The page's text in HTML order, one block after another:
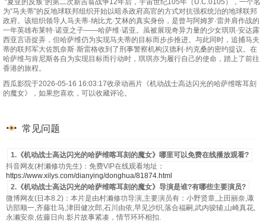
“夏亚的反叛”的第二次新吉翁战争12年后，宇宙世纪105年（U.C.0105），一个名
为“马夫蒂”的反地球联邦组织开始以暗杀政府高官的方式对抗强权统治的地球联邦
政府。该组织领导人马夫蒂·纳比尤·艾林的真实身份，是曾与阿姆罗·雷并肩作战的
一年英雄布莱特·诺亚之子——哈萨维·诺亚。虽被展现奇异力量的少女琪琪·安达露
西亚言语捉弄，但哈萨维仍为实现马夫蒂的目标而步步推进。与此同时，追捕马夫
蒂的联邦军大佐凯奈斯·斯雷格收到了刑事警察机构汉德利·约克桑的密约提议。在
哈萨维与肯尼斯各自为实现目标而行动时，琪琪亦为履行自己的使命，踏上了前往
香港的旅程。
西瓜影院于2026-05-16 16:03:17收录动画片《机动战士高达闪光的哈萨维喀耳刻
的魔女》，如果您喜欢，可以收藏评论。
常见问题
1.《机动战士高达闪光的哈萨维喀耳刻的魔女》哪里可以免费在线播放观看?
抖音网友(村濑修功先生)：免费VIP在线观看地址：
https://www.xilys.com/dianying/donghua/81874.html
2.《机动战士高达闪光的哈萨维喀耳刻的魔女》导演是谁?有哪些主要演员?
微博网友(日本8.2)：本片是由村濑修功导演,主要演员有：小野贤章,上田丽奈,诹
访部顺一,齐藤壮马,津田健次郎,石川由依,早见沙织,落合福嗣,武内骏辅,山崎真花,
永濑安奈,佐藤日向.影片故事紧凑，情节环环相扣.